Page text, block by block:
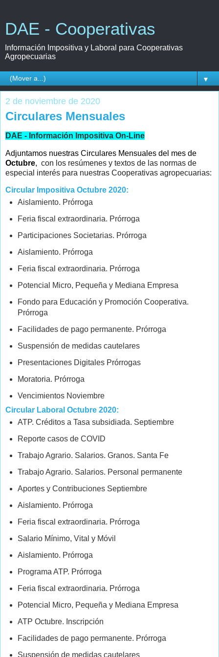
DAE - Cooperativas
Información Impositiva y Laboral para Cooperativas
Agropecuarias
▼
2 de noviembre de 2020
Circulares Mensuales
DAE - Información Impositiva On-Line
Adjuntamos nuestras Circulares Mensuales del mes de
Octubre, con los resúmenes y textos de las normas de
especial interés para nuestras Cooperativas agropecuarias:
Circular Impositiva Octubre 2020:
Aislamiento. Prórroga
Feria fiscal extraordinaria. Prórroga
Participaciones Societarias. Prórroga
Aislamiento. Prórroga
Feria fiscal extraordinaria. Prórroga
Potencial Micro, Pequeña y Mediana Empresa
Fondo para Educación y Promoción Cooperativa.
Prórroga
Facilidades de pago permanente. Prórroga
Suspensión de medidas cautelares
Presentaciones Digitales Prórrogas
Moratoria. Prórroga
Vencimientos Noviembre
Circular Laboral Octubre 2020:
ATP. Créditos a Tasa subsidiada. Septiembre
Reporte casos de COVID
Trabajo Agrario. Salarios. Granos. Santa Fe
Trabajo Agrario. Salarios. Personal permanente
Aportes y Contribuciones Septiembre
Aislamiento. Prórroga
Feria fiscal extraordinaria. Prórroga
Salario Mínimo, Vital y Móvil
Aislamiento. Prórroga
Programa ATP. Prórroga
Feria fiscal extraordinaria. Prórroga
Potencial Micro, Pequeña y Mediana Empresa
ATP Octubre. Inscripción
Facilidades de pago permanente. Prórroga
Suspensión de medidas cautelares